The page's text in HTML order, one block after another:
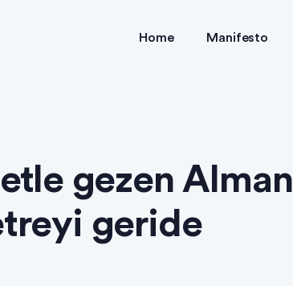
Home Manifesto
gezen Alman
geride